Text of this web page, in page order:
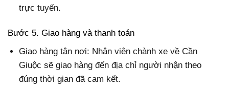
trực tuyến.
Bước 5. Giao hàng và thanh toán
Giao hàng tận nơi: Nhân viên chành xe về Cần
Giuộc sẽ giao hàng đến địa chỉ người nhận theo
đúng thời gian đã cam kết.